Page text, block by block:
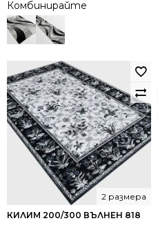
Комбинирайте
КИЛИМ 200/300 ВЪЛНЕН 818
2 размера